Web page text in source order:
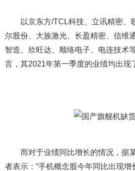
以京东方/TCL科技、立讯精密、
尔股份、大族激光、长盈精密、信维
智造、欣旺达、顺络电子、电连技术
言，其2021年第一季度的业绩均出现
而对于业绩同比增长的情况，据
者表示：“手机概念股今年同比出现